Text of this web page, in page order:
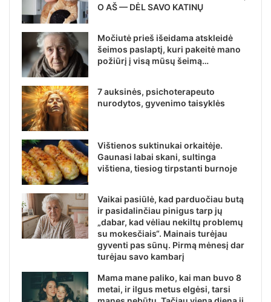
O AŠ — DĖL SAVO KATINŲ
Močiutė prieš išeidama atskleidė
šeimos paslaptį, kuri pakeitė mano
požiūrį į visą mūsų šeimą…
7 auksinės, psichoterapeuto
nurodytos, gyvenimo taisyklės
Vištienos suktinukai orkaitėje.
Gaunasi labai skani, sultinga
vištiena, tiesiog tirpstanti burnoje
Vaikai pasiūlė, kad parduočiau butą
ir pasidalinčiau pinigus tarp jų
„dabar, kad vėliau nekiltų problemų
su mokesčiais“. Mainais turėjau
gyventi pas sūnų. Pirmą mėnesį dar
turėjau savo kambarį
Mama mane paliko, kai man buvo 8
metai, ir ilgus metus elgėsi, tarsi